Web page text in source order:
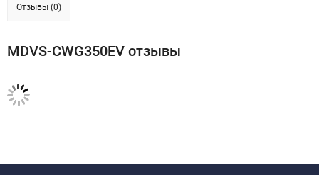
Отзывы (0)
MDVS-CWG350EV отзывы